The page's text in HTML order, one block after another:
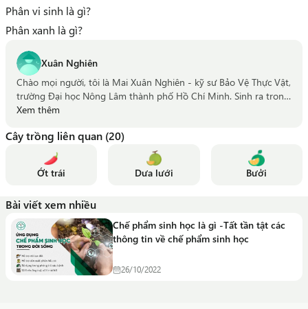
Phân vi sinh là gì?
Phân xanh là gì?
Xuân Nghiên
Chào mọi người, tôi là Mai Xuân Nghiên - kỹ sư Bảo Vệ Thực Vật,
trường Đại học Nông Lâm thành phố Hồ Chí Minh. Sinh ra trong
một gia đình nhà nông, thấu hiểu được nỗi vất vả và khó khăn
kiến thức từ việc học tập và trải nghiệm của bản thân, cùng bà
con và những người yêu thích nông nghiệp tìm ra các giải pháp
tốt nhất để cây trồng sinh trưởng khỏe mạnh. Hy vọng những
kiến thức tôi chia sẻ có thể hỗ trợ mọi người trong quá trình
Xem thêm
Cây trồng liên quan (20)
Ớt trái Dưa lưới Bưởi
Bài viết xem nhiều
Chế phẩm sinh học là gì -Tất tần tật các
thông tin về chế phẩm sinh học
26/10/2022